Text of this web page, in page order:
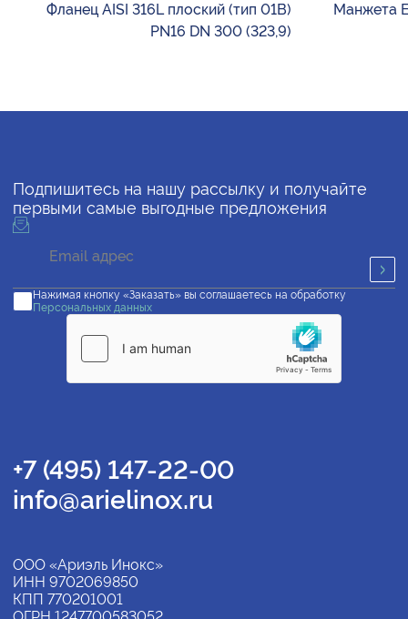
Фланец AISI 316L плоский (тип 01B)
PN16 DN 300 (323,9)
Манжета
Подпишитесь на нашу рассылку и получайте
первыми самые выгодные предложения
Нажимая кнопку «Заказать» вы соглашаетесь на обработку
Персональных данных
+7 (495) 147-22-00
info@arielinox.ru
ООО «Ариэль Инокс»
ИНН 9702069850
КПП 770201001